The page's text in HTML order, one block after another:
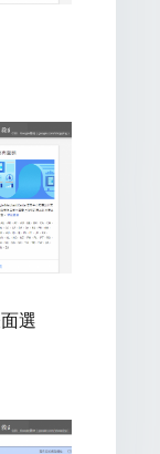
選